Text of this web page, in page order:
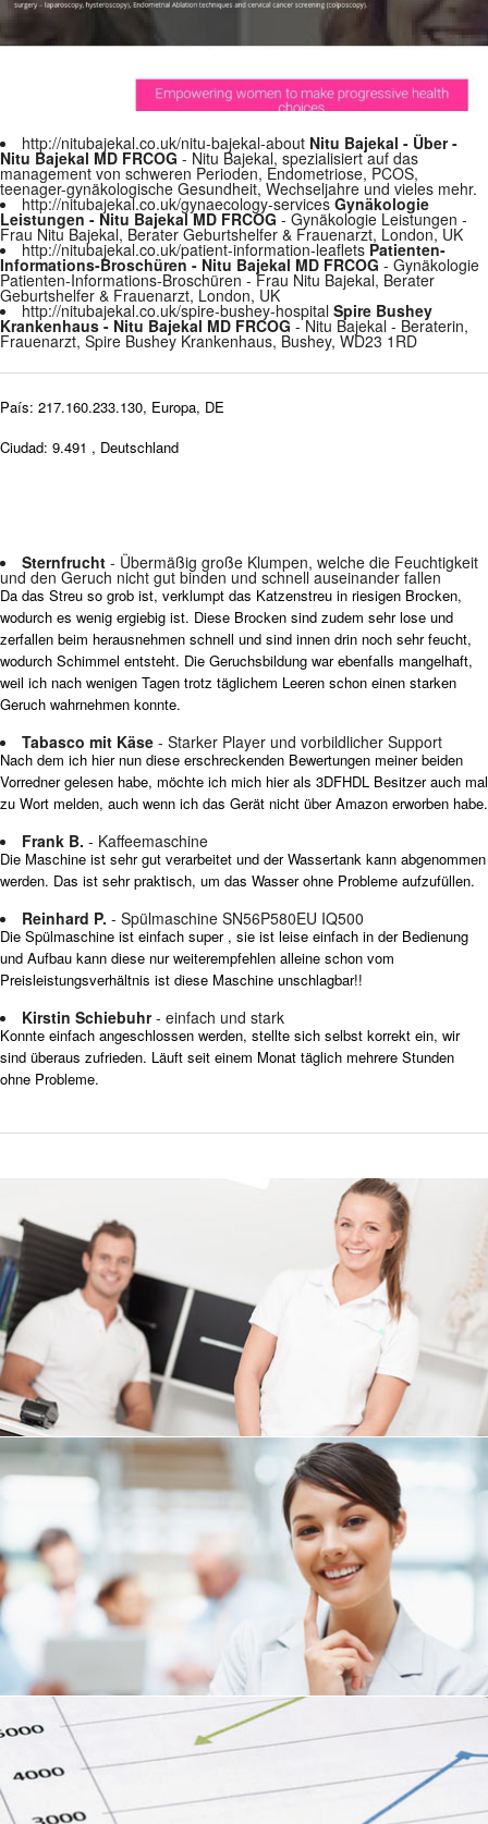
http://nitubajekal.co.uk/nitu-bajekal-about Nitu Bajekal - Über -
Nitu Bajekal MD FRCOG - Nitu Bajekal, spezialisiert auf das
management von schweren Perioden, Endometriose, PCOS,
teenager-gynäkologische Gesundheit, Wechseljahre und vieles mehr.
http://nitubajekal.co.uk/gynaecology-services Gynäkologie
Leistungen - Nitu Bajekal MD FRCOG - Gynäkologie Leistungen -
Frau Nitu Bajekal, Berater Geburtshelfer & Frauenarzt, London, UK
http://nitubajekal.co.uk/patient-information-leaflets Patienten-
Informations-Broschüren - Nitu Bajekal MD FRCOG - Gynäkologie
Patienten-Informations-Broschüren - Frau Nitu Bajekal, Berater
Geburtshelfer & Frauenarzt, London, UK
http://nitubajekal.co.uk/spire-bushey-hospital Spire Bushey
Krankenhaus - Nitu Bajekal MD FRCOG - Nitu Bajekal - Beraterin,
Frauenarzt, Spire Bushey Krankenhaus, Bushey, WD23 1RD
País: 217.160.233.130, Europa, DE
Ciudad: 9.491 , Deutschland
Sternfrucht - Übermäßig große Klumpen, welche die Feuchtigkeit
und den Geruch nicht gut binden und schnell auseinander fallen
Da das Streu so grob ist, verklumpt das Katzenstreu in riesigen Brocken,
wodurch es wenig ergiebig ist. Diese Brocken sind zudem sehr lose und
zerfallen beim herausnehmen schnell und sind innen drin noch sehr feucht,
wodurch Schimmel entsteht. Die Geruchsbildung war ebenfalls mangelhaft,
weil ich nach wenigen Tagen trotz täglichem Leeren schon einen starken
Geruch wahrnehmen konnte.
Tabasco mit Käse - Starker Player und vorbildlicher Support
Nach dem ich hier nun diese erschreckenden Bewertungen meiner beiden
Vorredner gelesen habe, möchte ich mich hier als 3DFHDL Besitzer auch mal
zu Wort melden, auch wenn ich das Gerät nicht über Amazon erworben habe.
Frank B. - Kaffeemaschine
Die Maschine ist sehr gut verarbeitet und der Wassertank kann abgenommen
werden. Das ist sehr praktisch, um das Wasser ohne Probleme aufzufüllen.
Reinhard P. - Spülmaschine SN56P580EU IQ500
Die Spülmaschine ist einfach super , sie ist leise einfach in der Bedienung
und Aufbau kann diese nur weiterempfehlen alleine schon vom
Preisleistungsverhältnis ist diese Maschine unschlagbar!!
Kirstin Schiebuhr- einfach und stark
Konnte einfach angeschlossen werden, stellte sich selbst korrekt ein, wir
sind überaus zufrieden. Läuft seit einem Monat täglich mehrere Stunden
ohne Probleme.